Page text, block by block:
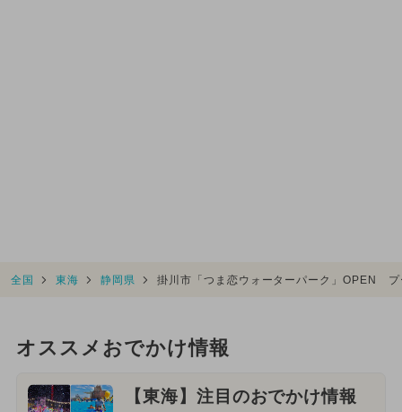
全国 東海 静岡県 掛川市「つま恋ウォーターパーク」OPEN プ
オススメおでかけ情報
【東海】注目のおでかけ情報